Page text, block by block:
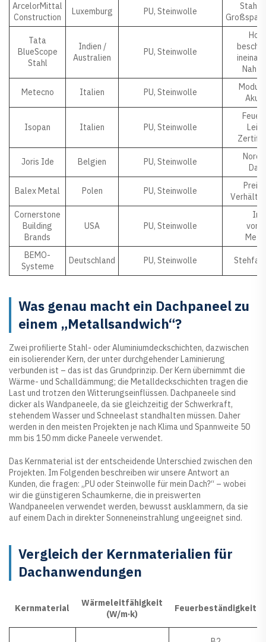
ArcelorMittal
Construction
Luxemburg PU, Steinwolle
Tata
BlueScope
Stahl
Indien /
Australien
PU, Steinwolle
Metecno Italien PU, Steinwolle
Isopan Italien PU, Steinwolle
Joris Ide Belgien PU, Steinwolle
Balex Metal Polen PU, Steinwolle
Cornerstone
Building
Brands
USA PU, Steinwolle
BEMO-
Systeme
Deutschland PU, Steinwolle
Was genau macht ein Dachpaneel zu
einem „Metallsandwich“?
Zwei profilierte Stahl- oder Aluminiumdeckschichten, dazwischen
ein isolierender Kern, der unter durchgehender Laminierung
verbunden ist – das ist das Grundprinzip. Der Kern übernimmt die
Wärme- und Schalldämmung; die Metalldeckschichten tragen die
Last und trotzen den Witterungseinflüssen. Dachpaneele sind
dicker als Wandpaneele, da sie gleichzeitig der Schwerkraft,
stehendem Wasser und Schneelast standhalten müssen. Daher
werden in den meisten Projekten je nach Klima und Spannweite 50
mm bis 150 mm dicke Paneele verwendet.
Das Kernmaterial ist der entscheidende Unterschied zwischen den
Projekten. Im Folgenden beschreiben wir unsere Antwort an
Kunden, die fragen: „PU oder Steinwolle für mein Dach?“ – wobei
wir die günstigeren Schaumkerne, die in preiswerten
Wandpaneelen verwendet werden, bewusst ausklammern, da sie
auf einem Dach in direkter Sonneneinstrahlung ungeeignet sind.
Vergleich der Kernmaterialien für
Dachanwendungen
Kernmaterial
Wärmeleitfähigkeit
(W/m·k)
Feuerbeständigkeit